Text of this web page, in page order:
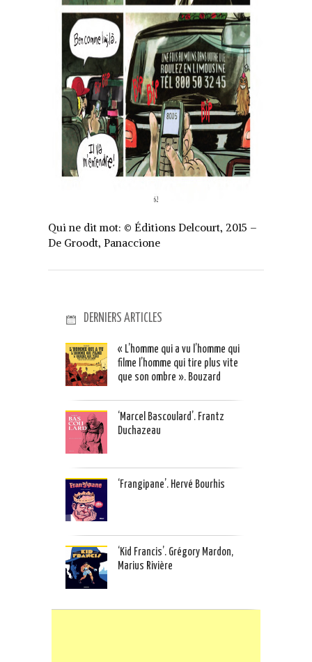
Qui ne dit mot: © Éditions Delcourt, 2015 –
De Groodt, Panaccione
DERNIERS ARTICLES
« L’homme qui a vu l’homme qui
filme l’homme qui tire plus vite
que son ombre ». Bouzard
‘Marcel Bascoulard’. Frantz
Duchazeau
‘Frangipane’. Hervé Bourhis
‘Kid Francis’. Grégory Mardon,
Marius Rivière